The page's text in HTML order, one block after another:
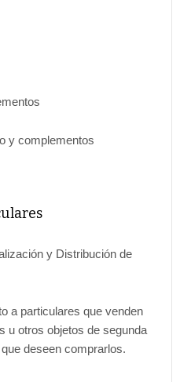
y complementos
y Distribución de
a particulares que venden
u otros objetos de segunda
deseen comprarlos.